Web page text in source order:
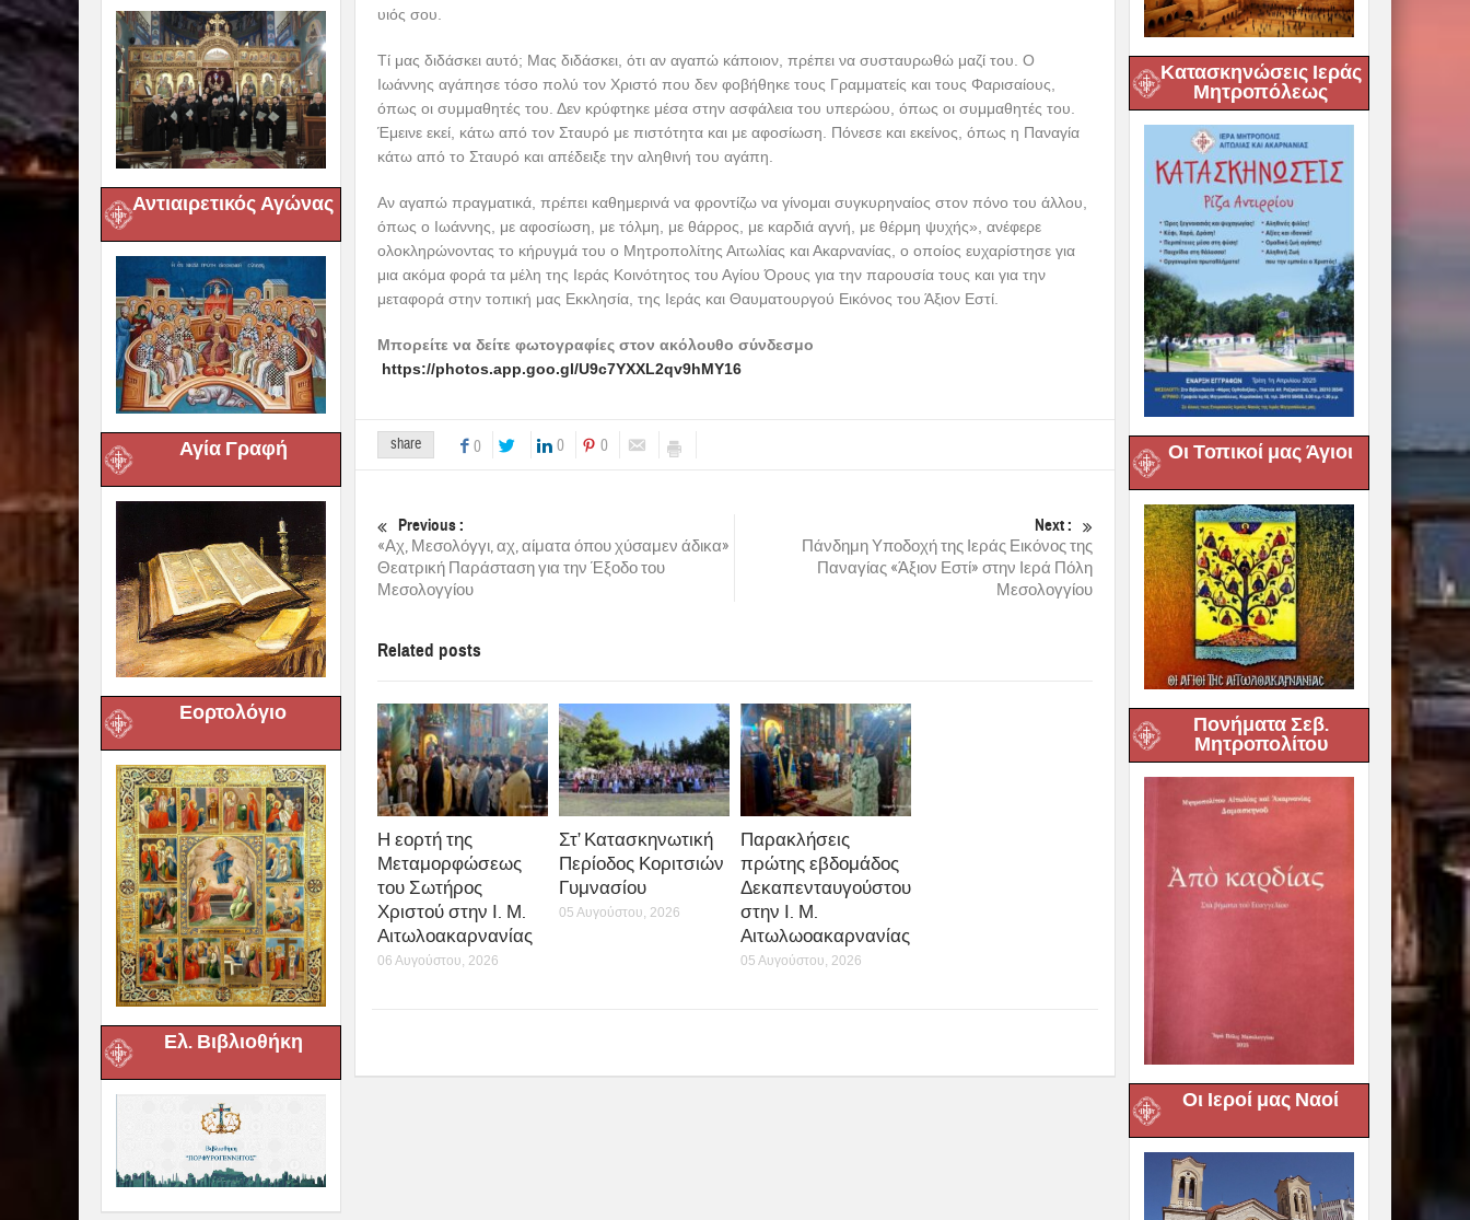
Αντιαιρετικός Αγώνας
Αγία Γραφή
Εορτολόγιο
Ελ. Βιβλιοθήκη
υιός σου.
Τί μας διδάσκει αυτό; Μας διδάσκει, ότι αν αγαπώ κάποιον, πρέπει να συσταυρωθώ μαζί του. Ο
Ιωάννης αγάπησε τόσο πολύ τον Χριστό που δεν φοβήθηκε τους Γραμματείς και τους Φαρισαίους,
όπως οι συμμαθητές του. Δεν κρύφτηκε μέσα στην ασφάλεια του υπερώου, όπως οι συμμαθητές του.
Έμεινε εκεί, κάτω από τον Σταυρό με πιστότητα και με αφοσίωση. Πόνεσε και εκείνος, όπως η Παναγία
κάτω από το Σταυρό και απέδειξε την αληθινή του αγάπη.
Αν αγαπώ πραγματικά, πρέπει καθημερινά να φροντίζω να γίνομαι συγκυρηναίος στον πόνο του άλλου,
όπως ο Ιωάννης, με αφοσίωση, με τόλμη, με θάρρος, με καρδιά αγνή, με θέρμη ψυχής», ανέφερε
ολοκληρώνοντας το κήρυγμά του ο Μητροπολίτης Αιτωλίας και Ακαρνανίας, ο οποίος ευχαρίστησε για
μια ακόμα φορά τα μέλη της Ιεράς Κοινότητος του Αγίου Όρους για την παρουσία τους και για την
μεταφορά στην τοπική μας Εκκλησία, της Ιεράς και Θαυματουργού Εικόνος του Άξιον Εστί.
Μπορείτε να δείτε φωτογραφίες στον ακόλουθο σύνδεσμο
https://photos.app.goo.gl/U9c7YXXL2qv9hMY16
share 0 0 0
Previous :
«Αχ, Μεσολόγγι, αχ, αίματα όπου χύσαμεν άδικα»
Θεατρική Παράσταση για την Έξοδο του
Μεσολογγίου
Next :
Πάνδημη Υποδοχή της Ιεράς Εικόνος της
Παναγίας «Άξιον Εστί» στην Ιερά Πόλη
Μεσολογγίου
Related posts
Η εορτή της
Μεταμορφώσεως
του Σωτήρος
Χριστού στην Ι. Μ.
Αιτωλοακαρνανίας
06 Αυγούστου, 2026
Στ’ Κατασκηνωτική
Περίοδος Κοριτσιών
Γυμνασίου
05 Αυγούστου, 2026
Παρακλήσεις
πρώτης εβδομάδος
Δεκαπενταυγούστου
στην Ι. Μ.
Αιτωλωοακαρνανίας
05 Αυγούστου, 2026
Κατασκηνώσεις Ιεράς
Μητροπόλεως
Οι Τοπικοί μας Άγιοι
Πονήματα Σεβ.
Μητροπολίτου
Οι Ιεροί μας Ναοί